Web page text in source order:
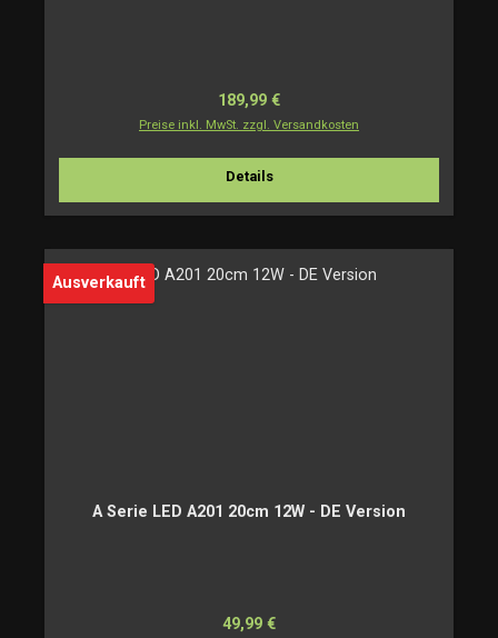
Regulärer Preis:
189,99 €
Preise inkl. MwSt. zzgl. Versandkosten
Details
Ausverkauft
A Serie LED A201 20cm 12W - DE Version
Regulärer Preis:
49,99 €